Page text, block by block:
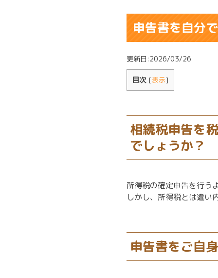
申告書を自分
更新日:2026/03/26
目次 [表示]
相続税申告を
でしょうか？
所得税の確定申告を行う
しかし、所得税とは違い
申告書をご自